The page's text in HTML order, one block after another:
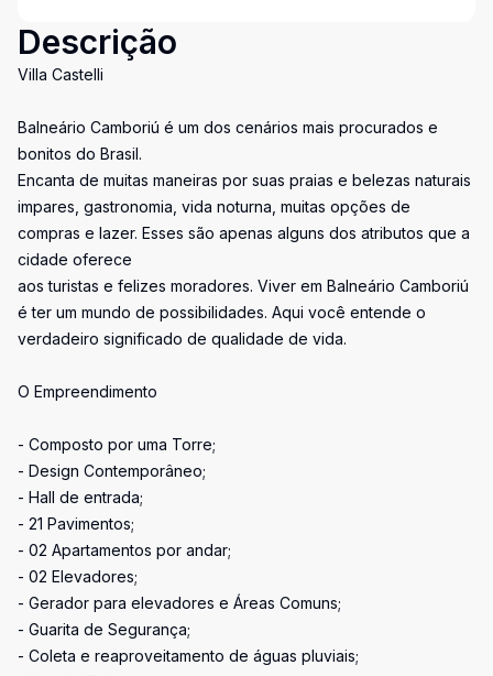
Descrição
Villa Castelli
Balneário Camboriú é um dos cenários mais procurados e
bonitos do Brasil.
Encanta de muitas maneiras por suas praias e belezas naturais
impares, gastronomia, vida noturna, muitas opções de
compras e lazer. Esses são apenas alguns dos atributos que a
cidade oferece
aos turistas e felizes moradores. Viver em Balneário Camboriú
é ter um mundo de possibilidades. Aqui você entende o
verdadeiro significado de qualidade de vida.
O Empreendimento
- Composto por uma Torre;
- Design Contemporâneo;
- Hall de entrada;
- 21 Pavimentos;
- 02 Apartamentos por andar;
- 02 Elevadores;
- Gerador para elevadores e Áreas Comuns;
- Guarita de Segurança;
- Coleta e reaproveitamento de águas pluviais;